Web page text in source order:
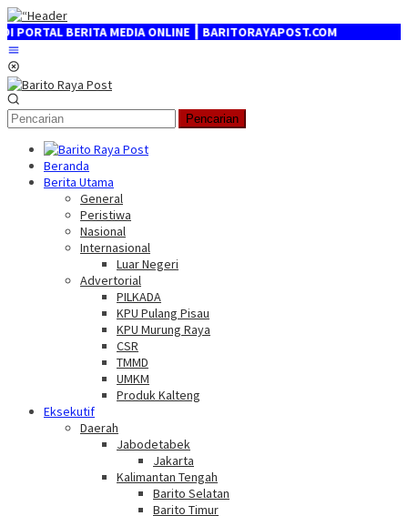
Loncat
ke
konten
BERITA MEDIA ONLINE ┃ BARITORAYAPOST.COM
Pencarian
Beranda
Berita Utama
General
Peristiwa
Nasional
Internasional
Luar Negeri
Advertorial
PILKADA
KPU Pulang Pisau
KPU Murung Raya
CSR
TMMD
UMKM
Produk Kalteng
Eksekutif
Daerah
Jabodetabek
Jakarta
Kalimantan Tengah
Barito Selatan
Barito Timur